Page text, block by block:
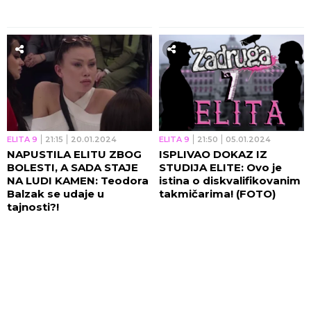
ELITA 9 21:15 20.01.2024
NAPUSTILA ELITU ZBOG
BOLESTI, A SADA STAJE
NA LUDI KAMEN: Teodora
Balzak se udaje u
tajnosti?!
ELITA 9 21:50 05.01.2024
ISPLIVAO DOKAZ IZ
STUDIJA ELITE: Ovo je
istina o diskvalifikovanim
takmičarima! (FOTO)